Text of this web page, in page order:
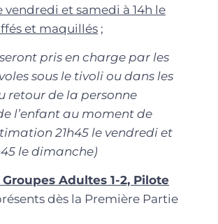
vendredi et samedi à 14h le
et maquillés ;
pris en charge par les
sous le tivoli ou dans les
retour de la personne
l’enfant au moment de
21h45 le vendredi et
le dimanche)
Adultes 1-2, Pilote
dès la Première Partie